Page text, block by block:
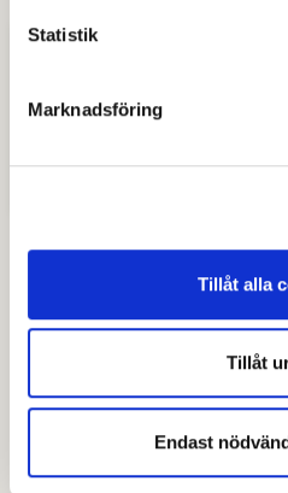
Statistik
Marknadsföring
Tillåt alla
Tillåt
Endast
Allmänt om
Hjälpte den här
Nej